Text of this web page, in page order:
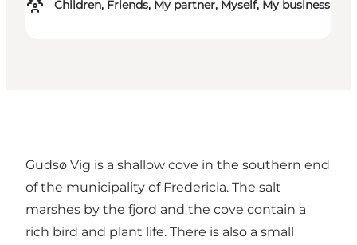
Children, Friends, My partner, Myself, My business
Gudsø Vig is a shallow cove in the southern end
of the municipality of Fredericia. The salt
marshes by the fjord and the cove contain a
rich bird and plant life. There is also a small